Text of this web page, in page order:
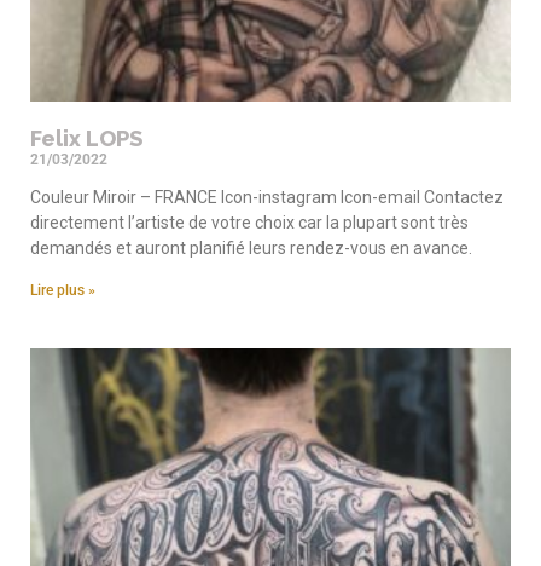
Felix LOPS
21/03/2022
Couleur Miroir – FRANCE Icon-instagram Icon-email Contactez
directement l’artiste de votre choix car la plupart sont très
demandés et auront planifié leurs rendez-vous en avance.
Lire plus »